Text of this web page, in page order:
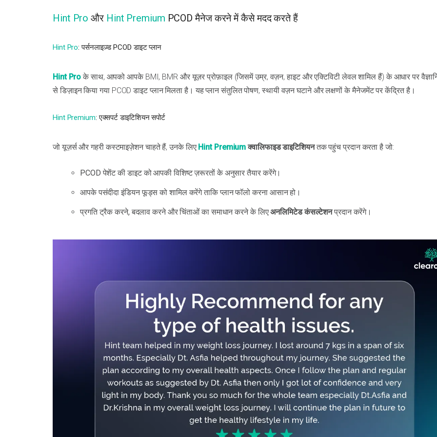
Hint Pro और Hint Premium PCOD मैनेज करने में कैसे मदद करते हैं
Hint Pro: पर्सनलाइज़्ड PCOD डाइट प्लान
Hint Pro के साथ, आपको आपके BMI, BMR और यूज़र प्रोफ़ाइल (जिसमें उम्र, वज़न, हाइट और एक्टिविटी लेवल शामिल हैं) के आधार पर
से डिज़ाइन किया गया PCOD डाइट प्लान मिलता है। यह प्लान संतुलित पोषण, स्थायी वज़न घटाने और लक्षणों के मैनेजमेंट पर केंद्रित है।
Hint Premium: एक्सपर्ट डाइटिशियन सपोर्ट
जो यूज़र्स और गहरी कस्टमाइज़ेशन चाहते हैं, उनके लिए Hint Premium क्वालिफाइड डाइटिशियनतक पहुंच प्रदान करता है जो:
PCOD पेशेंट की डाइट को आपकी विशिष्ट ज़रूरतों के अनुसार तैयार करेंगे।
आपके पसंदीदा इंडियन फूड्स को शामिल करेंगे ताकि प्लान फॉलो करना आसान हो।
प्रगति ट्रैक करने, बदलाव करने और चिंताओं का समाधान करने के लिएअनलिमिटेड कंसल्टेशनप्रदान करेंगे।